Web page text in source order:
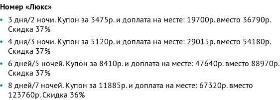
Номер «Люкс»
3 дня/2 ночи. Купон за 3475р. и доплата на месте: 19700р. вместо 36790р.
Скидка 37%
4 дня/3 ночи. Купон за 5120р. и доплата на месте: 29015р. вместо 54180р.
Скидка 37%
6 дней/5 ночей. Купон за 8410р. и доплата на месте: 47640р. вместо 88970р.
Скидка 37%
8 дней/7 ночей. Купон за 11885р. и доплата на месте: 67320р. вместо
123760р. Скидка 36%